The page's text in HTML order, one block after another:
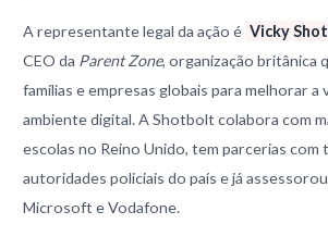
A representante legal da ação é Vicky
CEO da Parent Zone, organização britânica
famílias e empresas globais para melhorar a
ambiente digital. A Shotbolt colabora com
escolas no Reino Unido, tem parcerias com
autoridades policiais do país e já
Microsoft e Vodafone.